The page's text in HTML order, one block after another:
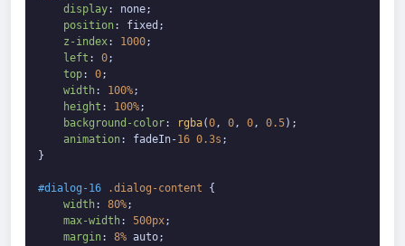
display: none;
position: fixed;
z-index: 1000;
left : 0;
top: 0;
width: 100%;
height : 100%;
background-color: rgba(0, 0, 0, 0.5);
animation: fadeIn-16 0.3s ;
}
#dialog-16 .dialog-content {
width: 80%;
max-width: 500px;
margin: 8% auto;